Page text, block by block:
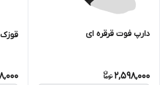
دارپ فوت قرقره ای
2,598,000
قوزک